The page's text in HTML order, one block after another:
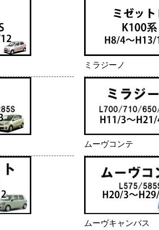
ミラジーノ
ムーヴコンテ
ムーヴキャンバス